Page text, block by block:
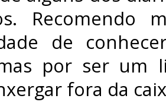
de
por ser um
fora da